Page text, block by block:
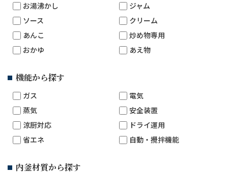
お湯沸かし
ジャム
ソース
クリーム
あんこ
炒め物専用
おかゆ
あえ物
機能から探す
ガス
電気
蒸気
安全装置
涼厨対応
ドライ運用
省エネ
自動・攪拌機能
内釜材質から探す